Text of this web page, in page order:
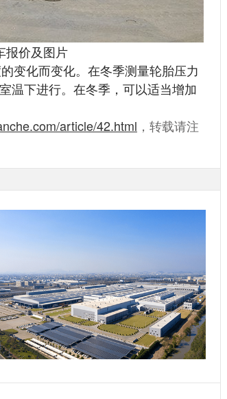
报价及图片
变化而变化。在冬季测量轮胎压力
温下进行。在冬季，可以适当增加
article/42.html ，转载请注